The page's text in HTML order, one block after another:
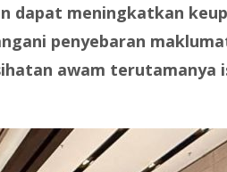
dapat meningkatkan
penyebaran
awam terutamanya